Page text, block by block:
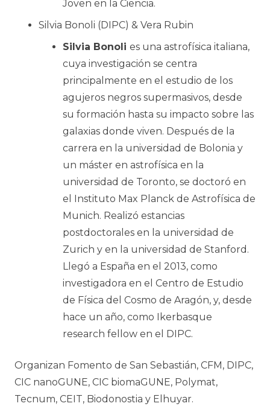
Joven en la Ciencia.
Silvia Bonoli (DIPC) & Vera Rubin
Silvia Bonoli es una astrofísica italiana,
cuya investigación se centra
principalmente en el estudio de los
agujeros negros supermasivos, desde
su formación hasta su impacto sobre las
galaxias donde viven. Después de la
carrera en la universidad de Bolonia y
un máster en astrofísica en la
universidad de Toronto, se doctoró en
el Instituto Max Planck de Astrofísica de
Munich. Realizó estancias
postdoctorales en la universidad de
Zurich y en la universidad de Stanford.
Llegó a España en el 2013, como
investigadora en el Centro de Estudio
de Física del Cosmo de Aragón, y, desde
hace un año, como Ikerbasque
research fellow en el DIPC.
Organizan Fomento de San Sebastián, CFM, DIPC,
CIC nanoGUNE, CIC biomaGUNE, Polymat,
Tecnum, CEIT, Biodonostia y Elhuyar.